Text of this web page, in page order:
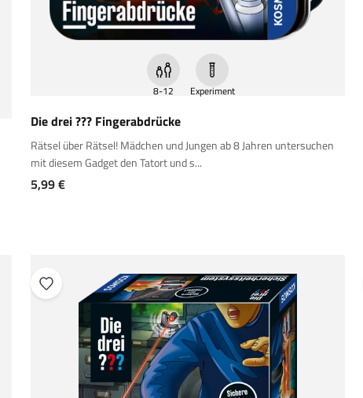
8-12 Experiment
Die drei ??? Fingerabdrücke
Rätsel über Rätsel! Mädchen und Jungen ab 8 Jahren untersuchen
mit diesem Gadget den Tatort und s...
Angebot
5,99 €